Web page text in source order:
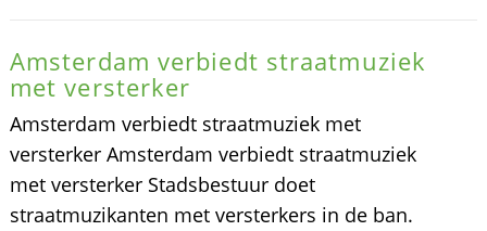
Amsterdam verbiedt straatmuziek
met versterker
Amsterdam verbiedt straatmuziek met
versterker Amsterdam verbiedt straatmuziek
met versterker Stadsbestuur doet
straatmuzikanten met versterkers in de ban.